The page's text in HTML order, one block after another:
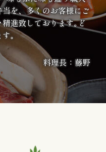
を、多くのお客様にご
進致しております｡ど
す｡
料理長：藤野